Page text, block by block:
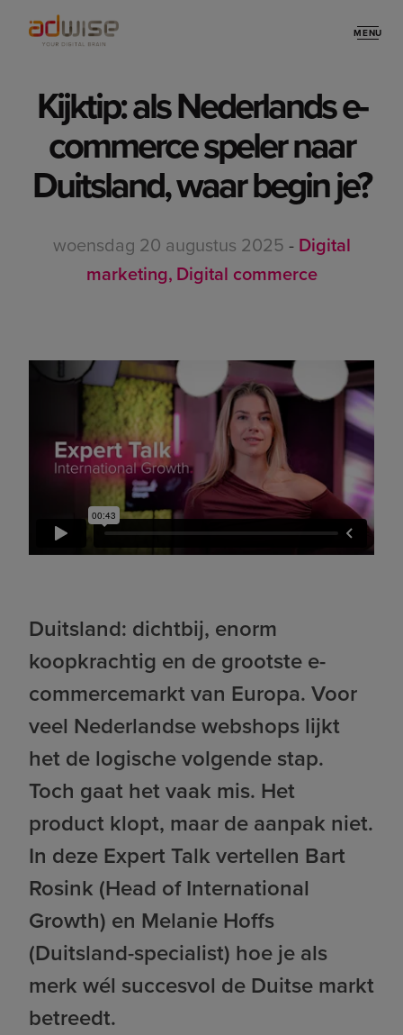
MENU
Kijktip: als Nederlands e-
commerce speler naar
Duitsland, waar begin je?
woensdag 20 augustus 2025 - Digital
marketing Digital commerce
Duitsland: dichtbij, enorm
koopkrachtig en de grootste e-
commercemarkt van Europa. Voor
veel Nederlandse webshops lijkt
het de logische volgende stap.
Toch gaat het vaak mis. Het
product klopt, maar de aanpak niet.
In deze Expert Talk vertellen Bart
Rosink (Head of International
Growth) en Melanie Hoffs
(Duitsland-specialist) hoe je als
merk wél succesvol de Duitse markt
betreedt.